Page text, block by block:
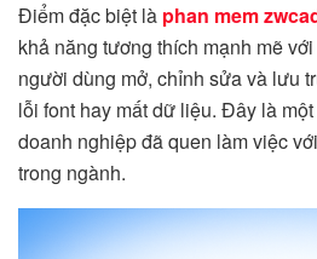
Điểm đặc biệt là phan mem
khả năng tương thích mạnh mẽ
người dùng mở, chỉnh sửa và lưu
lỗi font hay mất dữ liệu. Đây là
doanh nghiệp đã quen làm việc
trong ngành.